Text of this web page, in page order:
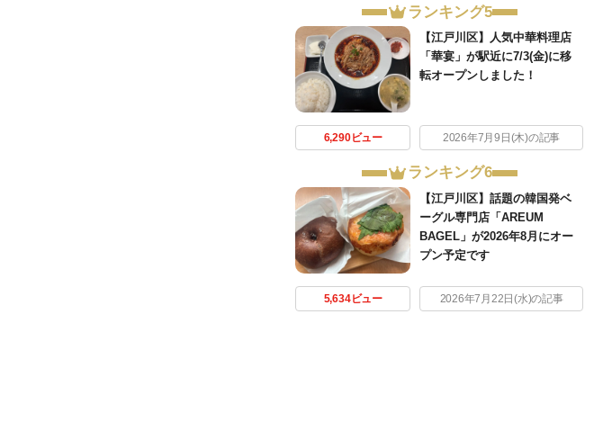
ランキング5
【江戸川区】人気中華料理店
「華宴」が駅近に7/3(金)に移
転オープンしました！
6,290ビュー 2026年7月9日(木)の記事
ランキング6
【江戸川区】話題の韓国発ベ
ーグル専門店「AREUM
BAGEL」が2026年8月にオー
プン予定です
5,634ビュー 2026年7月22日(水)の記事